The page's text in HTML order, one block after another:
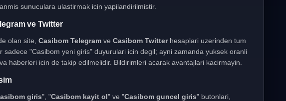
sunuculara ulastirmak icin yapilandirilmistir.
ve Twitter
olan site, Casibom Telegram ve Casibom Twitterhesaplari uzerinden tum
sadece "Casibom yeni giris" duyurulari icin degil; ayni zamanda yuksek oranli
haberleri icin de takip edilmelidir. Bildirimleri acarak avantajlari kacirmayin.
giris", "Casibom kayit ol" ve "Casibom guncel giris" butonlari,